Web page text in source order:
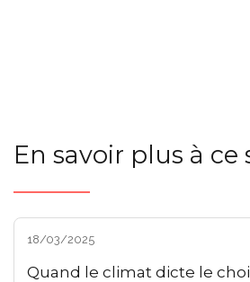
En savoir plus à ce
18/03/2025
Quand le climat dicte le